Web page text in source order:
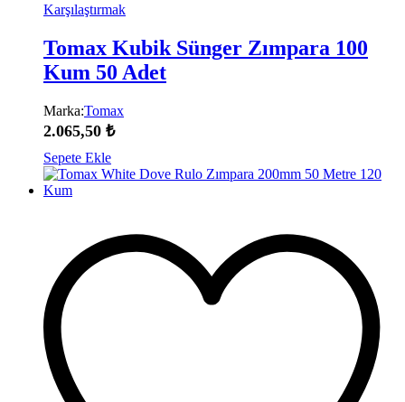
Karşılaştırmak
Tomax Kubik Sünger Zımpara 100
Kum 50 Adet
Marka:Tomax
2.065,50 ₺
Sepete Ekle